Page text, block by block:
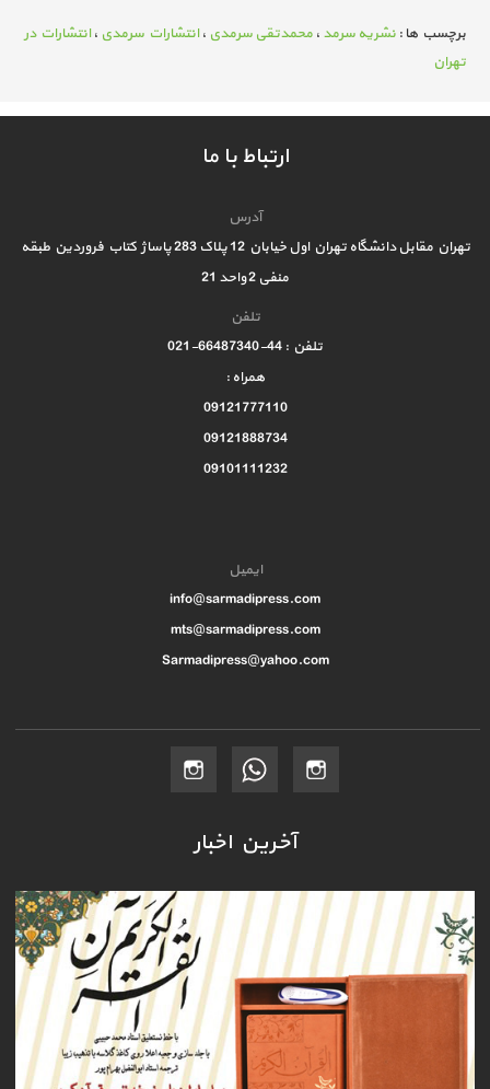
برچسب ها : نشریه سرمد ، محمدتقی سرمدی ،انتشارات سرمدی ،انتشارات در
تهران
ارتباط با ما
آدرس
تهران مقابل دانشگاه تهران اول خیابان 12 پلاک 283 پاساژ کتاب فروردین طبقه
منفی 2 واحد 21
تلفن
تلفن : 44-66487340-021
همراه :
09121777110
09121888734
09101111232
ایمیل
info@sarmadipress.com
mts@sarmadipress.com
Sarmadipress@yahoo.com
آخرین اخبار